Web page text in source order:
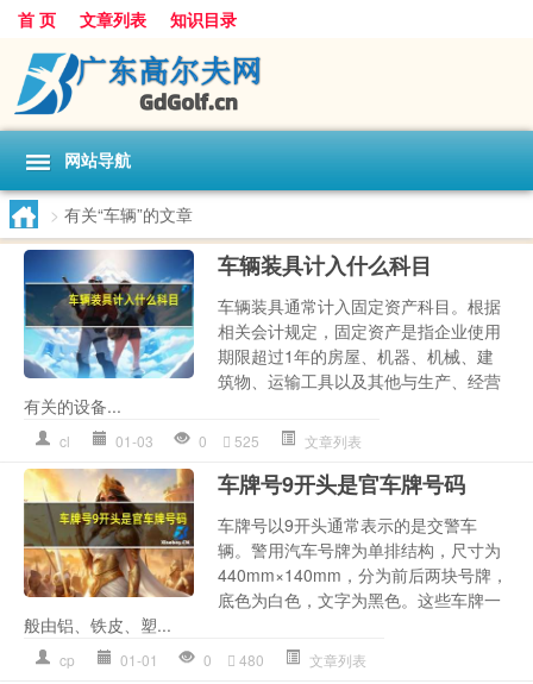
首 页 文章列表 知识目录
网站导航
> 有关“车辆”的文章
车辆装具计入什么科目
车辆装具通常计入固定资产科目。根据
相关会计规定，固定资产是指企业使用
期限超过1年的房屋、机器、机械、建
筑物、运输工具以及其他与生产、经营
有关的设备...
cl 01-03 0 525 文章列表
车牌号9开头是官车牌号码
车牌号以9开头通常表示的是交警车
辆。警用汽车号牌为单排结构，尺寸为
440mm×140mm，分为前后两块号牌，
底色为白色，文字为黑色。这些车牌一
般由铝、铁皮、塑...
cp 01-01 0 480 文章列表